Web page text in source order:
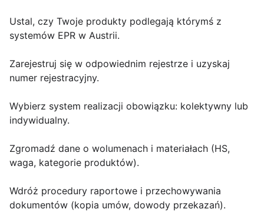
Ustal, czy Twoje produkty podlegają którymś z
systemów EPR w Austrii.
Zarejestruj się w odpowiednim rejestrze i uzyskaj
numer rejestracyjny.
Wybierz system realizacji obowiązku: kolektywny lub
indywidualny.
Zgromadź dane o wolumenach i materiałach (HS,
waga, kategorie produktów).
Wdróż procedury raportowe i przechowywania
dokumentów (kopia umów, dowody przekazań).